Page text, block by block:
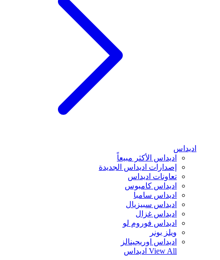
اديداس
اديداس الأكثر مبيعاً
إصدارات اديداس الجديدة
تعاونات اديداس
اديداس كامبوس
اديداس سامبا
اديداس سبيزيال
اديداس غزال
اديداس فوروم لو
ويلز بونر
اديداس اوريجينالز
View All اديداس